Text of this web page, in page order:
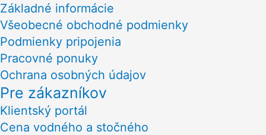
Základné informácie
Všeobecné obchodné podmienky
Podmienky pripojenia
Pracovné ponuky
Ochrana osobných údajov
Pre zákazníkov
Klientský portál
Cena vodného a stočného